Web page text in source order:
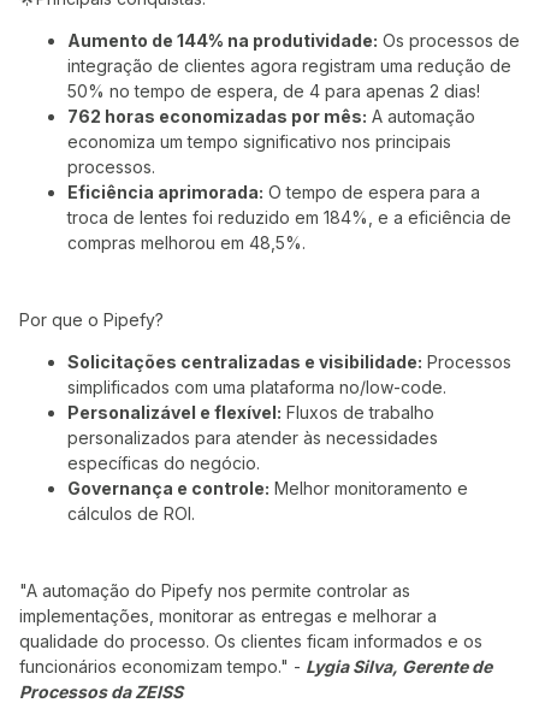
Aumento de 144% na produtividade: Os processos de
integração de clientes agora registram uma redução de
50% no tempo de espera, de 4 para apenas 2 dias!
762 horas economizadas por mês: A automação
economiza um tempo significativo nos principais
processos.
Eficiência aprimorada: O tempo de espera para a
troca de lentes foi reduzido em 184%, e a eficiência de
compras melhorou em 48,5%.
Por que o Pipefy?
Solicitações centralizadas e visibilidade: Processos
simplificados com uma plataforma no/low-code.
Personalizável e flexível: Fluxos de trabalho
personalizados para atender às necessidades
específicas do negócio.
Governança e controle: Melhor monitoramento e
cálculos de ROI.
"A automação do Pipefy nos permite controlar as
implementações, monitorar as entregas e melhorar a
qualidade do processo. Os clientes ficam informados e os
funcionários economizam tempo." - Lygia Silva, Gerente de
Processos da ZEISS